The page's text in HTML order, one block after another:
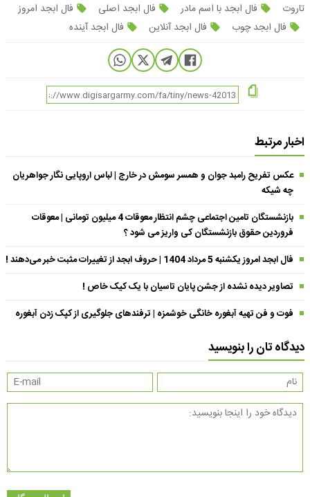
تاروت
فال ابجد با اسم مادر فال ابجد اصلی
فال ابجد امروز
فال ابجد چوب
فال ابجد آنلاین فال ابجد آینده
اخبار مرتبط
عکس تفریح رامبد جوان و همسر سومش در خارج | لباس اروپایی نگار جواهریان
چه شیکه
بازنشستگان تامین اجتماعی چشم انتظار معوقات 4 میلیون تومانی | معوقات
فروردین حقوق بازنشستگان کی واریز می شود ؟
فال ابجد امروز یکشنبه 5 مرداد 1404 | حروف ابجد از تغییرات مثبت خبر می‌دهند !
تصاویر دیده نشده از جشن پایان تاسیان با یک کیک خاص !
فوت و فن تهیه آبغوره خانگی خوشمزه | ترفندهای جلوگیری از کپک زدن آبغوره
دیدگاه تان را بنویسید